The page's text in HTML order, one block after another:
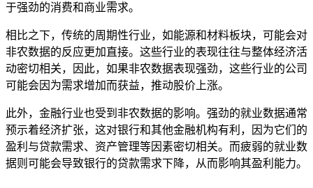
于强劲的消费和商业需求。
相比之下，传统的周期性行业，如能源和材料板块，可能会对
非农数据的反应更加直接。这些行业的表现往往与整体经济活
动密切相关，因此，如果非农数据表现强劲，这些行业的公司
可能会因为需求增加而获益，推动股价上涨。
此外，金融行业也受到非农数据的影响。强劲的就业数据通常
预示着经济扩张，这对银行和其他金融机构有利，因为它们的
盈利与贷款需求、资产管理等因素密切相关。而疲弱的就业数
据则可能会导致银行的贷款需求下降，从而影响其盈利能力。